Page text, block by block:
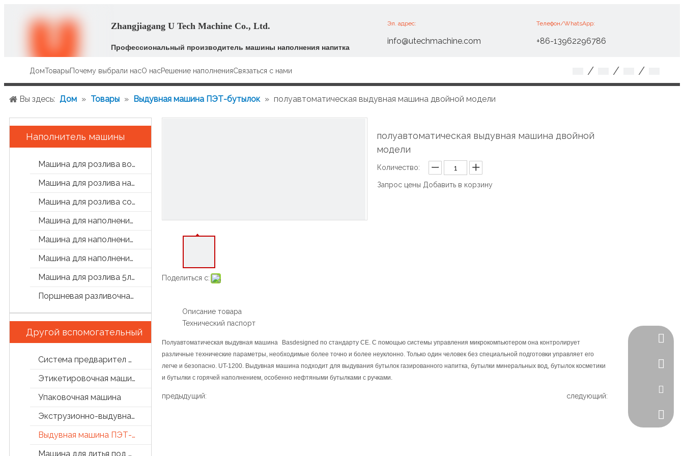
Zhangjiagang U Tech Machine Co., Ltd.
Профессиональный производитель машины наполнения напитка
Эл. адрес:
info@utechmachine.com
Телефон/WhatsApp:
+86-13962296786
ДомТоварыПочему выбрали насО насРешение наполненияСвязаться с нами / / /
Вы здесь: Дом » Товары » Выдувная машина ПЭТ-бутылок » полуавтоматическая выдувная машина двойной модели
Наполнитель машины
Машина для розлива воды
Машина для розлива напитков
Машина для розлива сока и чая
Машина для наполнения банок
Машина для наполнения бутылок
Машина для наполнения маслом
Машина для розлива 5л/5 галлон
Поршневая разливочная машина
Другой вспомогательный
Система предварител обработки
Этикетировочная машина
Упаковочная машина
Экструзионно-выдувная машина
Выдувная машина ПЭТ-бутылок
Машина для литья под давлением
Поделиться с:
полуавтоматическая выдувная машина двойной
модели
Количество:
Запрос цены Добавить в корзину
Описание товара
Технический паспорт
Полуавтоматическая выдувная машина
Basdesigned по стандарту CE. С помощью системы управления микрокомпьютером она контролирует
различные технические параметры, необходимые более точно и более неуклонно. Только один человек без специальной подготовки управляет его
легче и безопасно. UT-1200. Выдувная машина подходит для выдувания бутылок газированного напитка, бутылки минеральных вод, бутылок косметики
и бутылки с горячей наполнением, особенно нефтяными бутылками с ручками.
предыдущий: следующий:
Скайп
Эл.